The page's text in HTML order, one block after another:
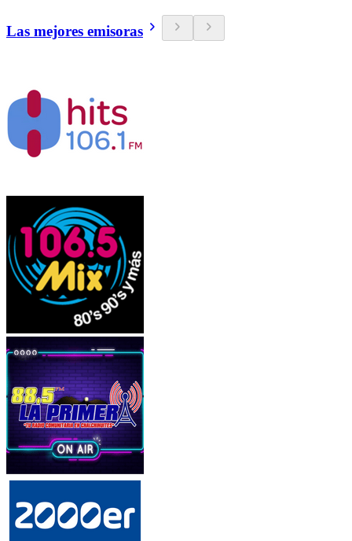
Las mejores emisoras